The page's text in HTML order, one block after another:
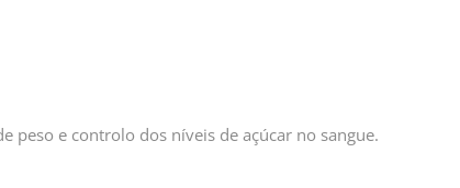
e controlo dos níveis de açúcar no sangue.